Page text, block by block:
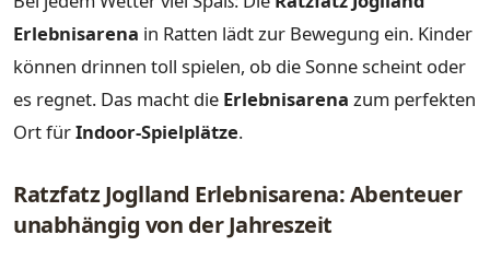
Erlebnisarena in Ratten lädt zur Bewegung ein. Kinder
können drinnen toll spielen, ob die Sonne scheint oder
es regnet. Das macht die Erlebnisarena zum perfekten
Ort fürIndoor-Spielplätze.
Ratzfatz Joglland Erlebnisarena: Abenteuer
unabhängig von der Jahreszeit